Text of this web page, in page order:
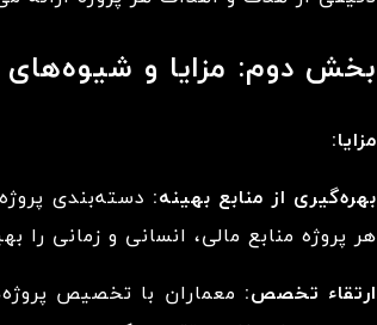
بخش دوم: مزایا و شیوه‌های
مزایا:
بهره‌گیری از منابع بهینه: دسته‌بندی
هر پروژه منابع مالی، انسانی و زمانی را
ارتقاء تخصص: معماران با تخصیص